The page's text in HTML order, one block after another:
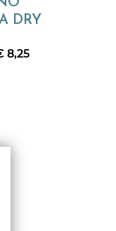
DRY
8,25